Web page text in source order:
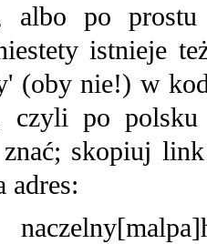
albo po prostu
istnieje
(oby nie!) w
czyli po polsku
skopiuj
adres: